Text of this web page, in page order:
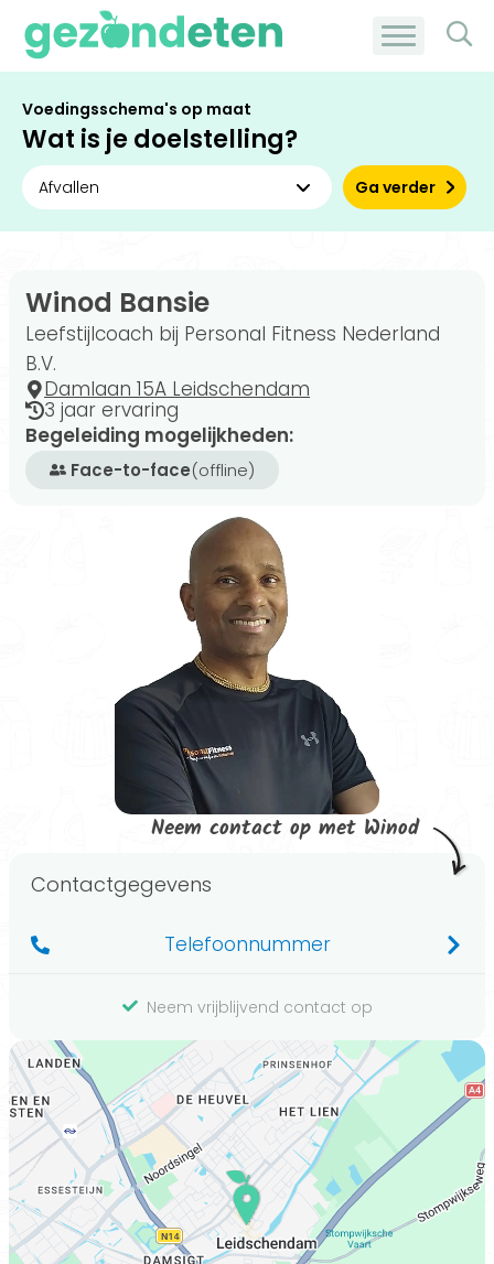
Voedingsschema's op maat
Wat is je doelstelling?
Ga verder
Winod Bansie
Leefstijlcoach bij Personal Fitness Nederland
B.V.
Damlaan 15A Leidschendam
3 jaar ervaring
Begeleiding mogelijkheden:
Face-to-face(offline)
Neem contact op met Winod
Contactgegevens
Telefoonnummer
Neem vrijblijvend contact op